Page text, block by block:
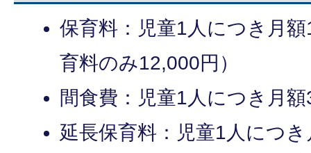
保育料：児童1人につき月
育料のみ12,000円）
間食費：児童1人につき月
延長保育料：児童1人につ